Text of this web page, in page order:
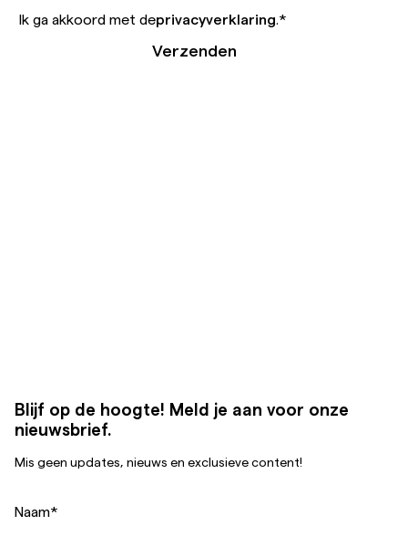
Ik ga akkoord met deprivacyverklaring.*
Verzenden
Blijf op de hoogte! Meld je aan voor onze
nieuwsbrief.
Mis geen updates, nieuws en exclusieve content!
Naam*